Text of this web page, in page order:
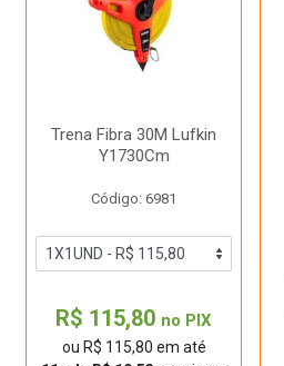
Trena Fibra 30M Lufkin
Y1730Cm
Código: 6981
R$ 115,80 no PIX
ou R$ 115,80 em até